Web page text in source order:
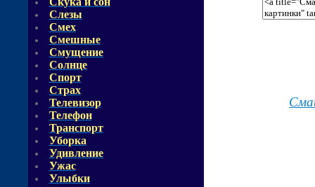
Слезы
Смех
Смешные
Смущение
Солнце
Спорт
Страх
Телевизор
Телефон
Транспорт
Уборка
Удивление
Ужас
Улыбки